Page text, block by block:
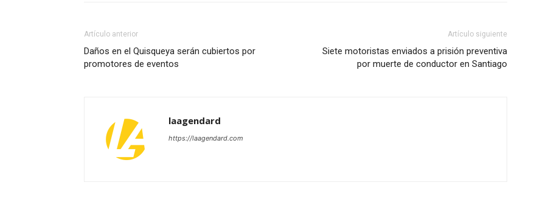
Artículo anterior
Daños en el Quisqueya serán cubiertos por
promotores de eventos
Artículo siguiente
Siete motoristas enviados a prisión preventiva
por muerte de conductor en Santiago
laagendard
https://laagendard.com